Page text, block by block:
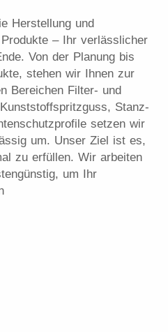
Herstellung und
– Ihr verlässlicher
Von der Planung bis
stehen wir Ihnen zur
Bereichen Filter- und
Stanz-
setzen wir
um. Unser Ziel ist es,
zu erfüllen. Wir arbeiten
um Ihr